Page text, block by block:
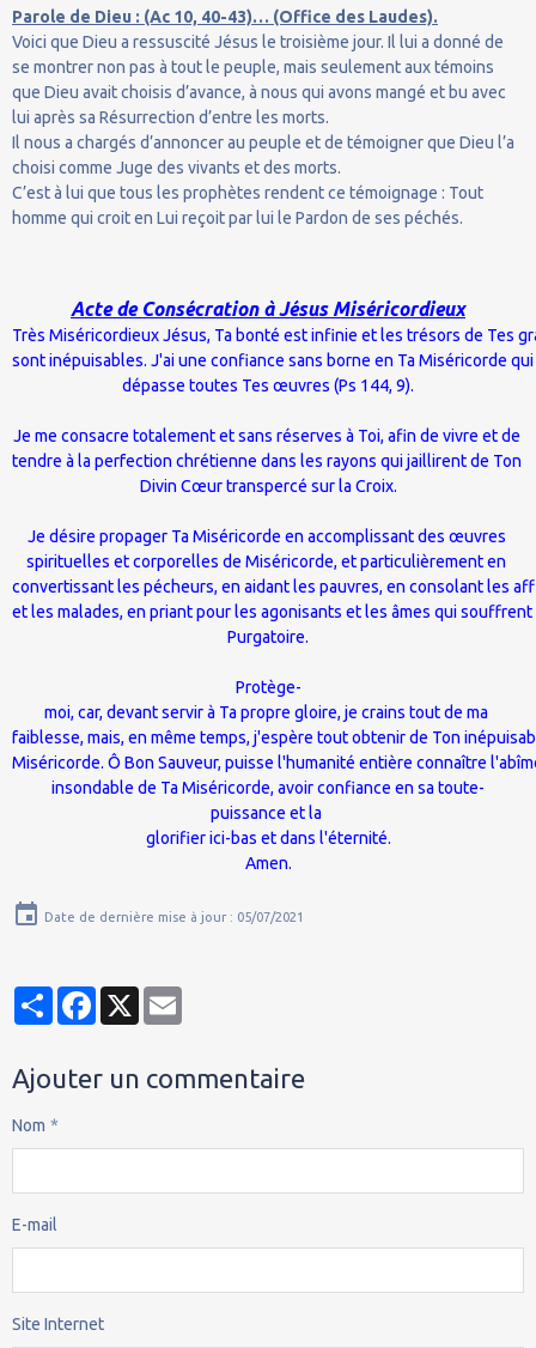
Parole de Dieu : (Ac 10, 40-43)… (Office des Laudes).
Voici que Dieu a ressuscité Jésus le troisième jour. Il lui a donné de
se montrer non pas à tout le peuple, mais seulement aux témoins
que Dieu avait choisis d’avance, à nous qui avons mangé et bu avec
lui après sa Résurrection d’entre les morts.
Il nous a chargés d’annoncer au peuple et de témoigner que Dieu l’a
choisi comme Juge des vivants et des morts.
C’est à lui que tous les prophètes rendent ce témoignage : Tout
homme qui croit en Lui reçoit par lui le Pardon de ses péchés.
Acte de Consécration à Jésus Miséricordieux
Très Miséricordieux Jésus, Ta bonté est infinie et les trésors de Tes
sont inépuisables. J'ai une confiance sans borne en Ta Miséricorde qui
dépasse toutes Tes œuvres (Ps 144, 9).
Je me consacre totalement et sans réserves à Toi, afin de vivre et de
tendre à la perfection chrétienne dans les rayons qui jaillirent de Ton
Divin Cœur transpercé sur la Croix.
Je désire propager Ta Miséricorde en accomplissant des œuvres
spirituelles et corporelles de Miséricorde, et particulièrement en
convertissant les pécheurs, en aidant les pauvres, en consolant les
et les malades, en priant pour les agonisants et les âmes qui
Purgatoire.
Protège-
moi, car, devant servir à Ta propre gloire, je crains tout de ma
faiblesse, mais, en même temps, j'espère tout obtenir de Ton
Miséricorde. Ô Bon Sauveur, puisse l'humanité entière connaître
insondable de Ta Miséricorde, avoir confiance en sa toute-
puissance et la
glorifier ici-bas et dans l'éternité.
Amen.
Date de dernière mise à jour : 05/07/2021
PartagerFacebook
X
Ajouter un commentaire
Nom
E-mail
Site Internet